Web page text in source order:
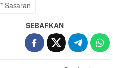
* Sasaran
SEBARKAN